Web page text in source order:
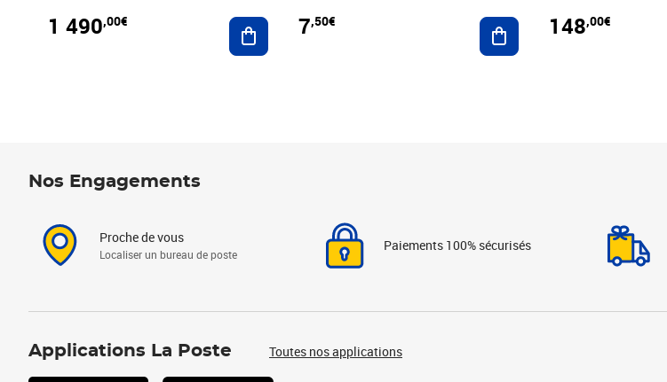
1 490,00€ Ajouter au panier
7,50€ Ajouter au panier
148,00€
Nos Engagements
Proche de vous
Localiser un bureau de poste
Paiements 100% sécurisés
Applications La Poste Toutes nos applications